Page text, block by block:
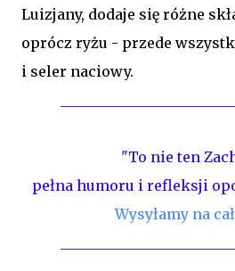
Luizjany, dodaje się różne
oprócz ryżu - przede
i seler naciowy.
"To nie ten
pełna humoru i refleksji
Wysyłamy na